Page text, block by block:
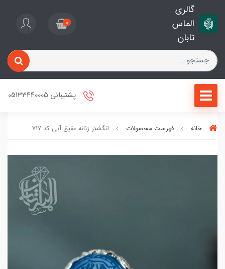
گالری
الماس
تابان
0
پشتیبانی 05133440005
خانه فهرست محصولات انگشتر زنانه عقیق آبی کد 717